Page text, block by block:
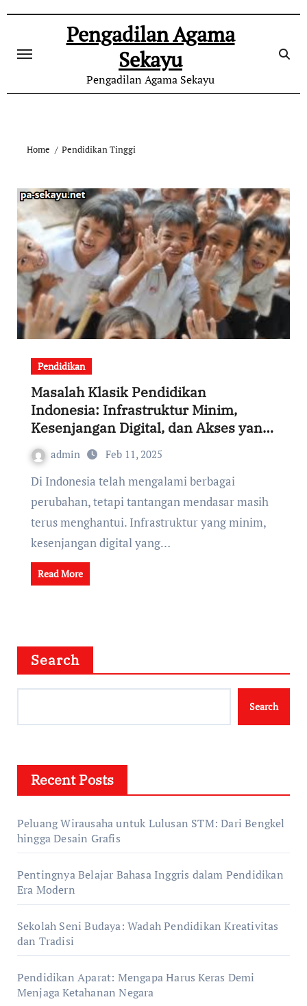
content
Pengadilan Agama
Sekayu
Pengadilan Agama Sekayu
Home Pendidikan Tinggi
Pendidikan
Masalah Klasik Pendidikan
Indonesia: Infrastruktur Minim,
Kesenjangan Digital, dan Akses yang
Tidak Merata
admin Feb 11, 2025
Di Indonesia telah mengalami berbagai
perubahan, tetapi tantangan mendasar masih
terus menghantui. Infrastruktur yang minim,
kesenjangan digital yang…
Read More
Search
Search
Recent Posts
Peluang Wirausaha untuk Lulusan STM: Dari Bengkel
hingga Desain Grafis
Pentingnya Belajar Bahasa Inggris dalam Pendidikan
Era Modern
Sekolah Seni Budaya: Wadah Pendidikan Kreativitas
dan Tradisi
Pendidikan Aparat: Mengapa Harus Keras Demi
Menjaga Ketahanan Negara